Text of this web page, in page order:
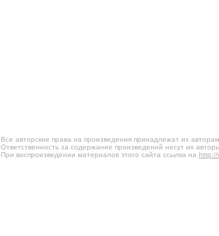
Все авторские права на произведения принадлежат их
Ответственность за содержание произведений несут их
При воспроизведении материалов этого сайта ссылка на http://